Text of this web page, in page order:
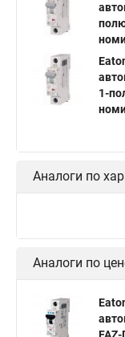
1-
Аналоги по
Аналоги по